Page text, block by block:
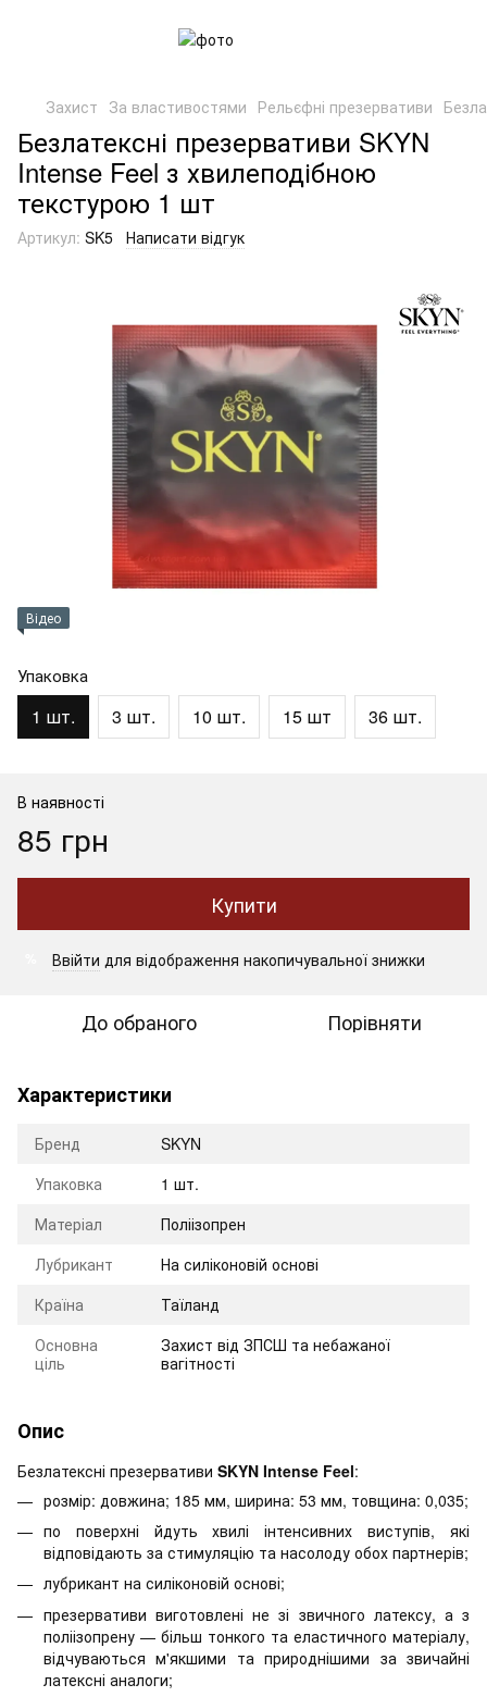
Захист За властивостями Рельєфні презервативи
Безлатексні презервативи SKYN
Intense Feel з хвилеподібною
текстурою 1 шт
Артикул: SK5 Написати відгук
Відео
Упаковка
1 шт. 3 шт. 10 шт. 15 шт 36 шт.
В наявності
85 грн
Купити
Ввійти для відображення накопичувальної знижки
До обраного Порівняти
Характеристики
Бренд
SKYN
Упаковка
1 шт.
Матеріал
Поліізопрен
Лубрикант
На силіконовій основі
Країна
Таїланд
Основна
ціль
Захист від ЗПСШ та небажаної
вагітності
Опис
Безлатексні презервативи SKYN Intense Feel:
розмір: довжина; 185 мм, ширина: 53 мм, товщина: 0,035;
по поверхні йдуть хвилі інтенсивних виступів, які
відповідають за стимуляцію та насолоду обох партнерів;
лубрикант на силіконовій основі;
презервативи виготовлені не зі звичного латексу, а з
поліізопрену — більш тонкого та еластичного матеріалу,
відчуваються м'якшими та природнішими за звичайні
латексні аналоги;